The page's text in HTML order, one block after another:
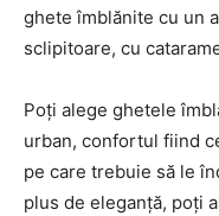
ghete îmblănite cu un
sclipitoare, cu
Poți alege ghetele
urban, confortul fiind
pe care trebuie să le
plus de eleganță, poți